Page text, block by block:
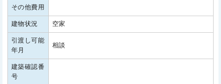
その他費用
建物状況 空家
引渡し可能
年月
相談
建築確認番
号